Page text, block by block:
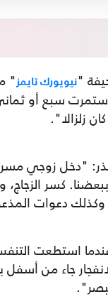
"نيويورك تايمز"
سبع أو
زلزالا".
"دخل زوجي
كسر
وكذلك دعوات
استطعت التنفس
جاء من أسفل